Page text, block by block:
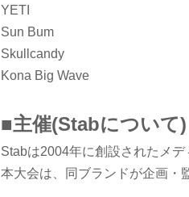
YETI
Sun Bum
Skullcandy
Kona Big Wave
■主催(Stabについて)
Stabは2004年に創設されたメ
本大会は、同ブランドが企画・